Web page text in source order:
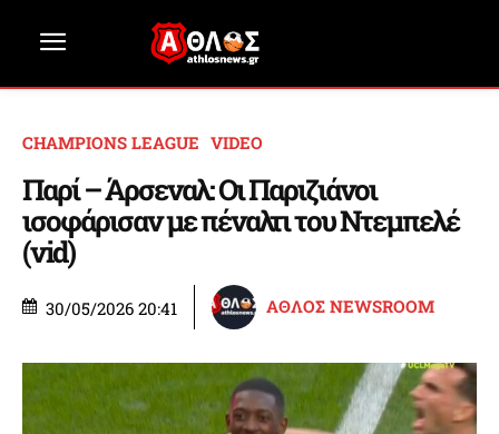
CHAMPIONS LEAGUE VIDEO
Παρί – Άρσεναλ: Οι Παριζιάνοι
ισοφάρισαν με πέναλτι του Ντεμπελέ
(vid)
30/05/2026 20:41 ΑΘΛΟΣ NEWSROOM